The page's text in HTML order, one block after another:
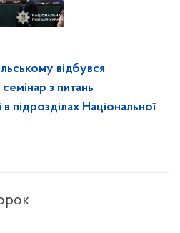
відбувся
з питань
підрозділах Національної